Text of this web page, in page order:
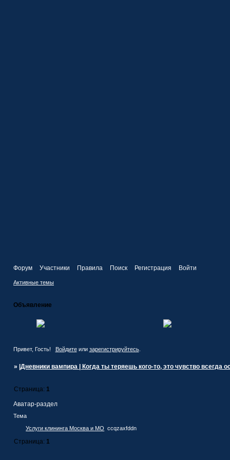
Форум Участники Правила Поиск Регистрация Войти
Активные темы
Объявление
Привет, Гость! Войдитеили зарегистрируйтесь.
» |Дневники вампира | Когда ты теряешь кого-то, это чувство всегда
Аватар-раздел
Страница: 1
Тема
Услуги клининга Москва и МО
ccqzaxfddn
Страница: 1